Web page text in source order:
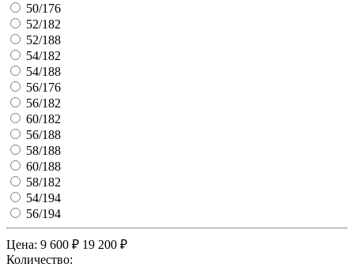
50/176
52/182
52/188
54/182
54/188
56/176
56/182
60/182
56/188
58/188
60/188
58/182
54/194
56/194
Цена: 9 600 ₽ 19 200 ₽
Количество: